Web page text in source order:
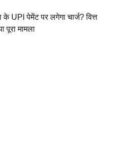
UPI पेमेंट पर लगेगा चार्ज? वित्त
पूरा मामला